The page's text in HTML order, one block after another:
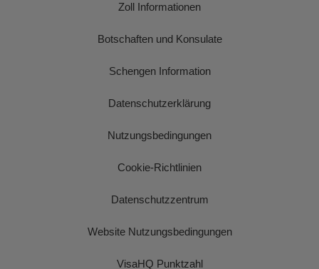
Zoll Informationen
Botschaften und Konsulate
Schengen Information
Datenschutzerklärung
Nutzungsbedingungen
Cookie-Richtlinien
Datenschutzzentrum
Website Nutzungsbedingungen
VisaHQ Punktzahl